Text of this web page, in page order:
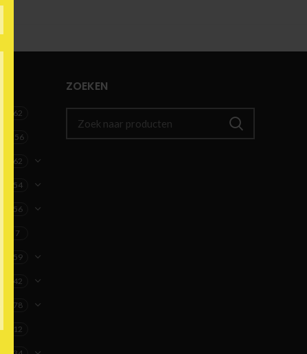
62
256
62
54
56
7
59
42
78
12
ZOEKEN